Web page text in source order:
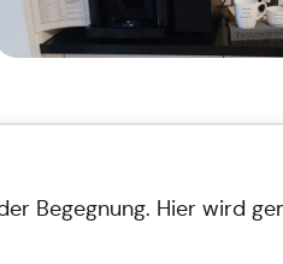
Begegnung. Hier wird